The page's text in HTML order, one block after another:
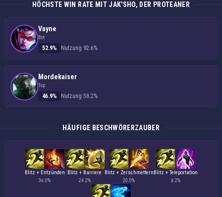
HÖCHSTE WIN RATE MIT JAK'SHO, DER PROTEANER
Vayne
Bot
52.9% Nutzung 92.6%
Mordekaiser
Top
46.9% Nutzung 58.2%
HÄUFIGE BESCHWÖRERZAUBER
Blitz + Entzünden
36.0%
Blitz + Barriere
24.2%
Blitz + Zerschmettern
20.0%
Blitz + Teleportation
8.2%